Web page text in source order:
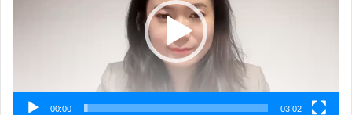
c
o
u
r
00:00 03:02